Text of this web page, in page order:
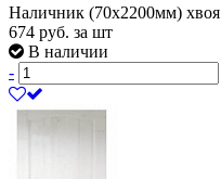
Наличник (70х2200мм) хвоя
674 руб. за шт
В наличии
-